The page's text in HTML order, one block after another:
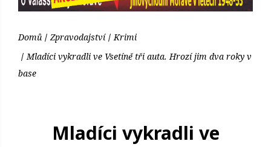
Domů Zpravodajství
Krimi
Mladíci vykradli ve Vsetíně tři auta. Hrozí jim dva roky v
base
Mladíci vykradli ve